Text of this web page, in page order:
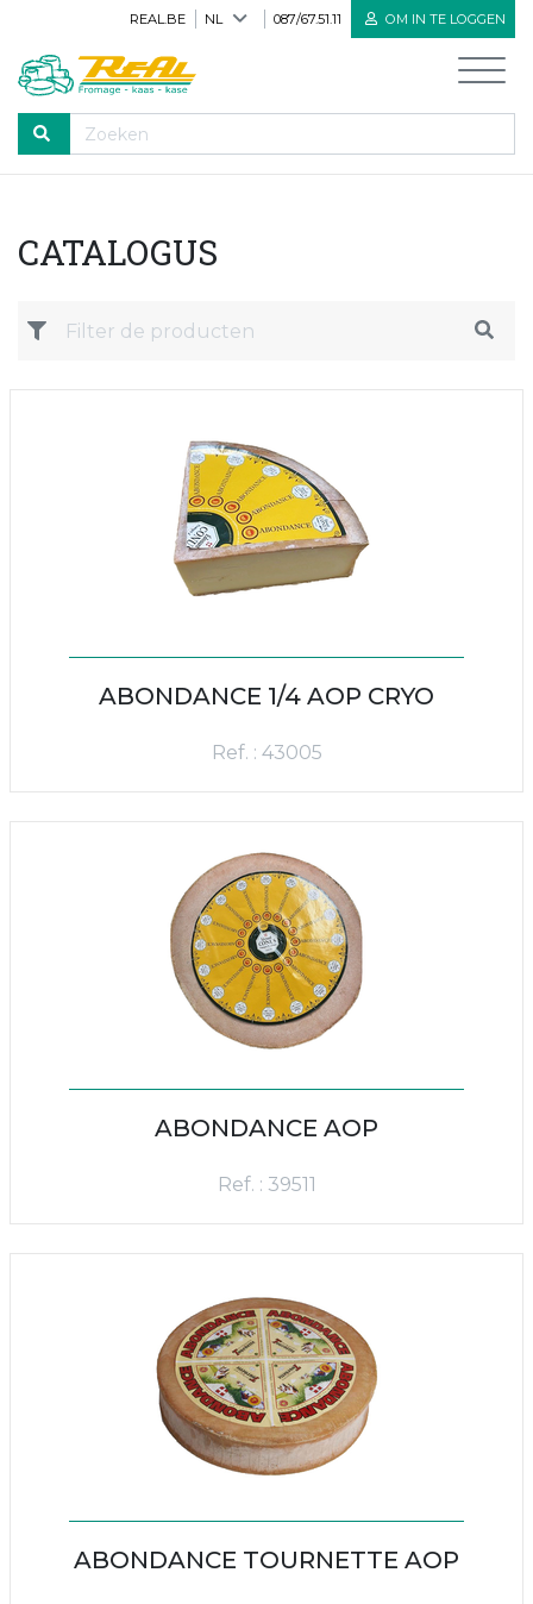
REAL.BE NL 087/67.51.11 OM IN TE LOGGEN
Nieuwe producten
Biologische producten
Herve kaas
CATALOGUS
ABONDANCE 1/4 AOP CRYO
Ref. : 43005
ABONDANCE AOP
Ref. : 39511
ABONDANCE TOURNETTE AOP